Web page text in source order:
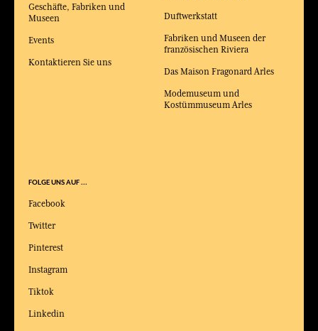
Duftwerkstatt
Fabriken und Museen der
französischen Riviera
Das Maison Fragonard Arles
Modemuseum und
Kostümmuseum Arles
Geschäfte, Fabriken und
Museen
Events
Kontaktieren Sie uns
FOLGE UNS AUF ...
Facebook
Twitter
Pinterest
Instagram
Tiktok
Linkedin